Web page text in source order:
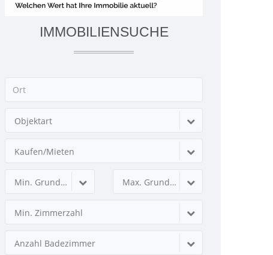
IMMOBILIENSUCHE
Objektart
Kaufen/Mieten
Min. Grundstücksfläche Max. Grundstücksfläche
Min. Zimmerzahl
Anzahl Badezimmer